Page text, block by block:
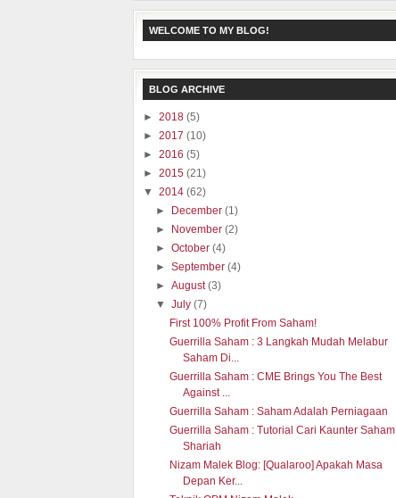
WELCOME TO MY BLOG!
BLOG ARCHIVE
► 2018 (5)
► 2017 (10)
► 2016 (5)
► 2015 (21)
▼ 2014 (62)
► December(1)
► November(2)
►October(4)
►September(4)
►August(3)
▼July(7)
First 100% Profit From Saham!
Guerrilla Saham : 3 Langkah Mudah Melabur
Saham Di...
Guerrilla Saham : CME Brings You The Best
Against ...
Guerrilla Saham : Saham Adalah Perniagaan
Guerrilla Saham : Tutorial Cari Kaunter Saham
Shariah
Nizam Malek Blog: [Qualaroo] Apakah Masa
Depan Ker...